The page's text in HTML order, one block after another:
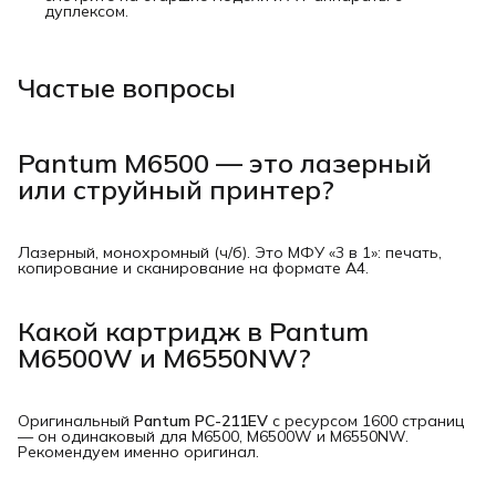
дуплексом.
Частые вопросы
Pantum M6500 — это лазерный
или струйный принтер?
Лазерный, монохромный (ч/б). Это МФУ «3 в 1»: печать,
копирование и сканирование на формате A4.
Какой картридж в Pantum
M6500W и M6550NW?
Оригинальный Pantum PC-211EV с ресурсом 1600 страниц
— он одинаковый для M6500, M6500W и M6550NW.
Рекомендуем именно оригинал.